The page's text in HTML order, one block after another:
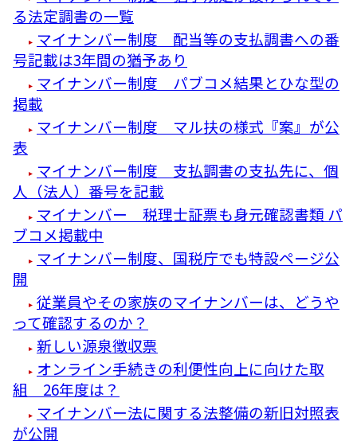
る法定調書の一覧
マイナンバー制度 配当等の支払調書への番
号記載は3年間の猶予あり
マイナンバー制度 パブコメ結果とひな型の
掲載
マイナンバー制度 マル扶の様式『案』が公
表
マイナンバー制度 支払調書の支払先に、個
人（法人）番号を記載
マイナンバー 税理士証票も身元確認書類 パ
ブコメ掲載中
マイナンバー制度、国税庁でも特設ページ公
開
従業員やその家族のマイナンバーは、どうや
って確認するのか？
新しい源泉徴収票
オンライン手続きの利便性向上に向けた取
組 26年度は？
マイナンバー法に関する法整備の新旧対照表
が公開